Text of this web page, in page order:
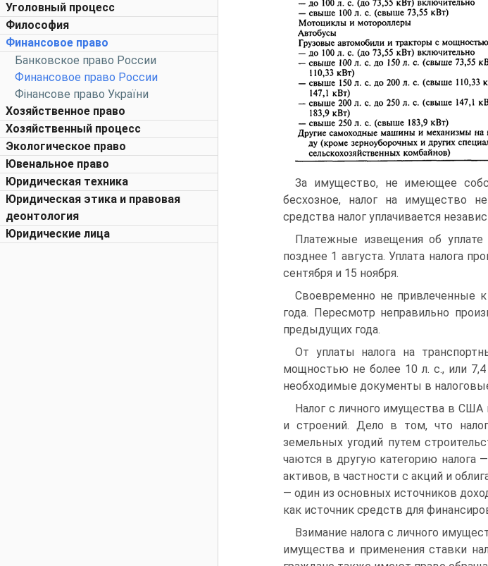
Уголовный процесс
Философия
Финансовое право
Банковское право России
Финансовое право России
Фінансове право України
Хозяйственное право
Хозяйственный процесс
Экологическое право
Ювенальное право
Юридическая техника
Юридическая этика и правовая
деонтология
Юридические лица
За имущество, не имеющее
бесхозное, налог на иму­щество
средства налог уплачивается
Платежные извещения об уплате
позднее 1 августа. Уплата налога
сентября и 15 ноября.
Своевременно не привлеченные
года. Пересмотр неправильно
предыдущих года.
От уплаты налога на
мощностью не более 10 л. с., или
необходимые документы в
Налог с личного имущества в
и строений. Дело в том, что
земельных угодий путем
чаются в другую категорию налога
активов, в частно­сти с акций и
— один из основных источников
как источник средств для
Взимание налога с личного
имущества и применения ставки